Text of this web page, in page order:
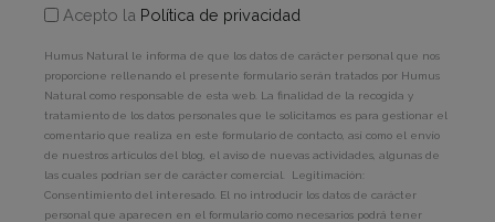
Acepto la Política de privacidad
Humus Natural le informa de que los datos de carácter personal que nos
proporcione rellenando el presente formulario serán tratados por Humus
Natural como responsable de esta web. La finalidad de la recogida y
tratamiento de los datos personales que le solicitamos es para gestionar el
comentario que realiza en este formulario de contacto, así como el envío
de nuestros artículos del blog, el aviso de nuevas actividades, algunas de
las cuales podrían ser de carácter comercial. Legitimación:
Consentimiento del interesado. El no introducir los datos de carácter
personal que aparecen en el formulario como necesarios podrá tener